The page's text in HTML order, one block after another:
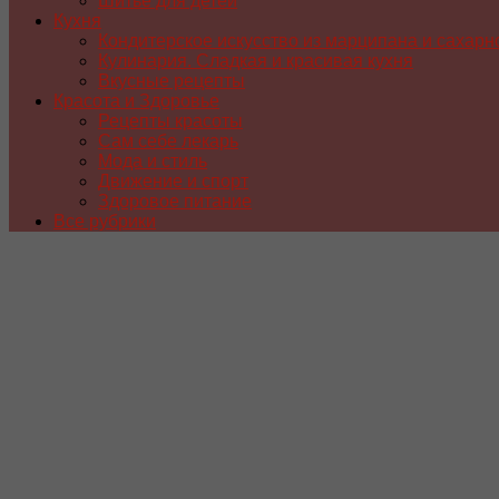
Кухня
Кондитерское искусство из марципана и
Кулинария. Сладкая и красивая кухня
Вкусные рецепты
Красота и Здоровье
Рецепты красоты
Сам себе лекарь
Мода и стиль
Движение и спорт
Здоровое питание
Все рубрики